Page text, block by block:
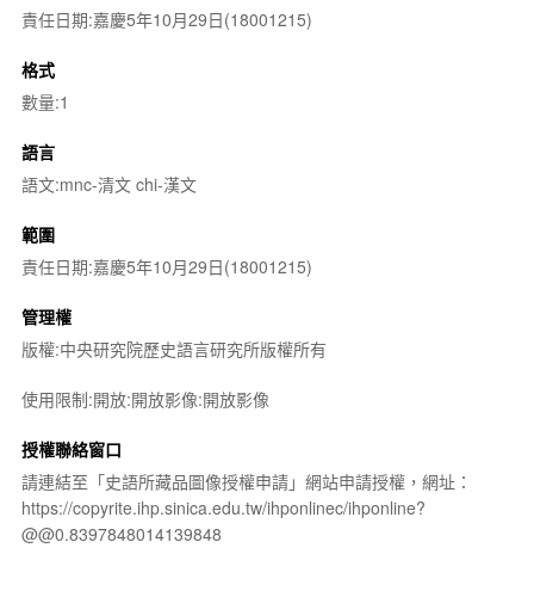
責任日期:嘉慶5年10月29日(18001215)
格式
數量:1
語言
語文:mnc-清文 chi-漢文
範圍
責任日期:嘉慶5年10月29日(18001215)
管理權
版權:中央研究院歷史語言研究所版權所有
使用限制:開放:開放影像:開放影像
授權聯絡窗口
請連結至「史語所藏品圖像授權申請」網站申請授權，網址：
https://copyrite.ihp.sinica.edu.tw/ihponlinec/ihponline?
@@0.8397848014139848